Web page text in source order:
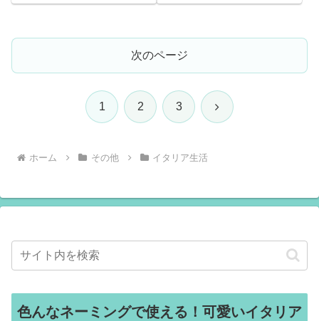
次のページ
1 2 3 次
ホーム その他 イタリア生活
色んなネーミングで使える！可愛いイタリア